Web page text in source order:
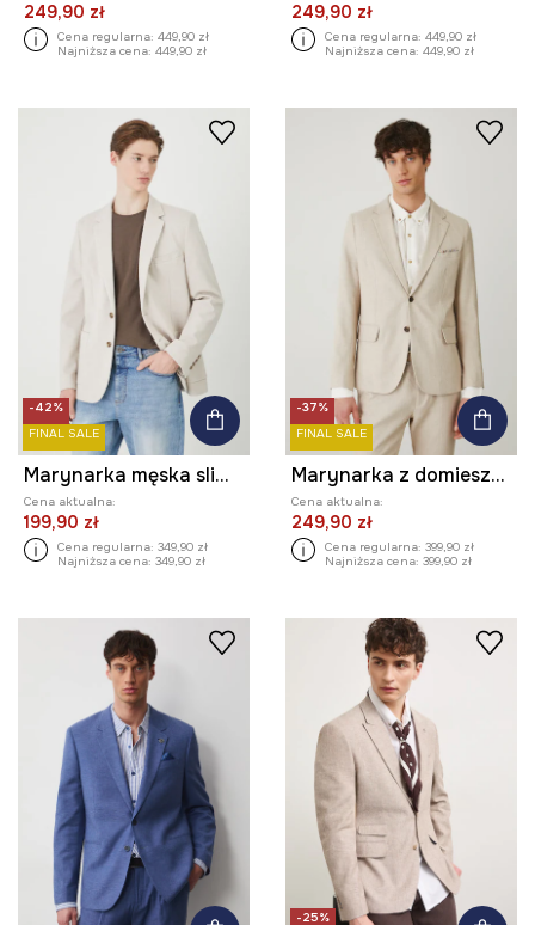
249,90 zł
Cena regularna: 449,90 zł
Najniższa cena: 449,90 zł
249,90 zł
Cena regularna: 449,90 zł
Najniższa cena: 449,90 zł
-42%
FINAL SALE
Marynarka męska slim melanżowa kolor beżowy
Cena aktualna:
199,90 zł
Cena regularna: 349,90 zł
Najniższa cena: 349,90 zł
-37%
FINAL SALE
Marynarka z domieszką lnu slim melanżowa kolor beżowy
Cena aktualna:
249,90 zł
Cena regularna: 399,90 zł
Najniższa cena: 399,90 zł
-25%